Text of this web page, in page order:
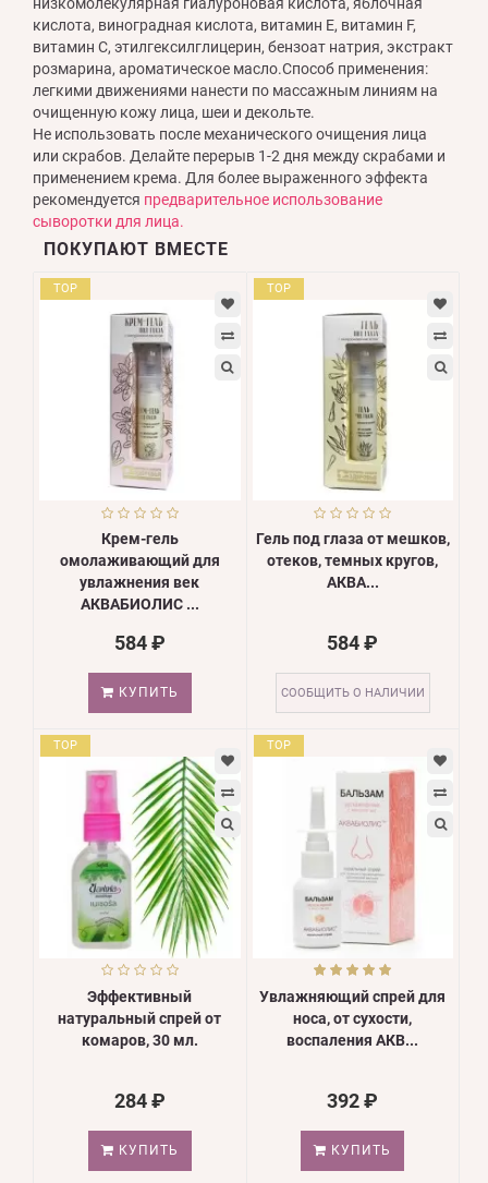
кислота, виноградная кислота, витамин Е, витамин F,
витамин С, этилгексилглицерин, бензоат натрия, экстракт
розмарина, ароматическое масло.Способ применения:
легкими движениями нанести по массажным линиям на
очищенную кожу лица, шеи и декольте.
Не использовать после механического очищения лица
или скрабов. Делайте перерыв 1-2 дня между скрабами и
применением крема. Для более выраженного эффекта
рекомендуется предварительное использование
сыворотки для лица.
ПОКУПАЮТ ВМЕСТЕ
TOP
Крем-гель
омолаживающий для
увлажнения век
АКВАБИОЛИС ...
584 ₽
КУПИТЬ
TOP
Гель под глаза от мешков,
отеков, темных кругов,
АКВА...
584 ₽
СООБЩИТЬ О НАЛИЧИИ
TOP
Эффективный
натуральный спрей от
комаров, 30 мл.
284 ₽
КУПИТЬ
TOP
Увлажняющий спрей для
носа, от сухости,
воспаления АКВ...
392 ₽
КУПИТЬ